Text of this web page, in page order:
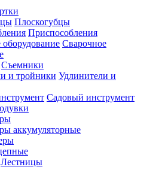
Плоскогубцы
Приспособления
Сварочное
Съемники
Удлинители и
Садовый инструмент
аккумуляторные
Лестницы